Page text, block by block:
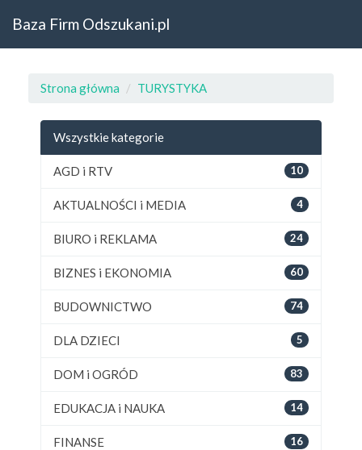
Baza Firm Odszukani.pl
Strona główna TURYSTYKA
Wszystkie kategorie
10
AGD i RTV
4
AKTUALNOŚCI i MEDIA
24
BIURO i REKLAMA
60
BIZNES i EKONOMIA
74
BUDOWNICTWO
5
DLA DZIECI
83
DOM i OGRÓD
14
EDUKACJA i NAUKA
16
FINANSE